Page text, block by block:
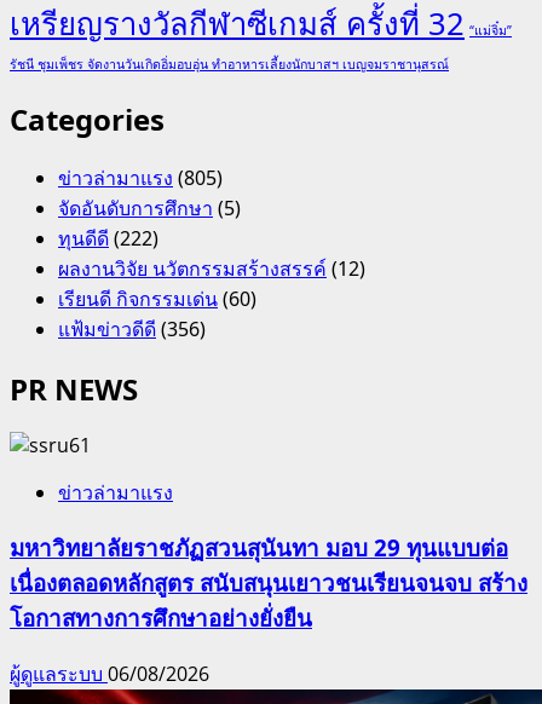
เหรียญรางวัลกีฬาซีเกมส์ ครั้งที่ 32 “แม่จิ๋ม”
รัชนี ชุมเพ็ชร จัดงานวันเกิดอิ่มอบอุ่น ทำอาหารเลี้ยงนักบาสฯ เบญจมราชานุสรณ์
Categories
ข่าวล่ามาแรง (805)
จัดอันดับการศึกษา (5)
ทุนดีดี(222)
ผลงานวิจัย นวัตกรรมสร้างสรรค์(12)
เรียนดี กิจกรรมเด่น(60)
แฟ้มข่าวดีดี(356)
PR NEWS
ข่าวล่ามาแรง
มหาวิทยาลัยราชภัฏสวนสุนันทา มอบ 29 ทุนแบบต่อ
เนื่องตลอดหลักสูตร สนับสนุนเยาวชนเรียนจนจบ สร้าง
โอกาสทางการศึกษาอย่างยั่งยืน
ผู้ดูแลระบบ 06/08/2026